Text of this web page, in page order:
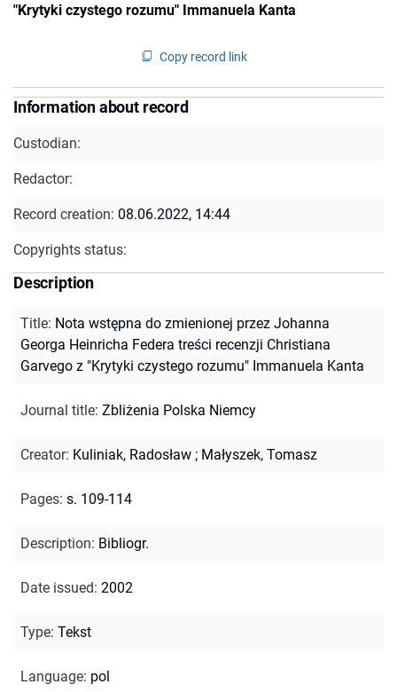
"Krytyki czystego rozumu" Immanuela Kanta
Copy record link
Information about record
Custodian:
Redactor:
Record creation: 08.06.2022, 14:44
Copyrights status:
Description
Title: Nota wstępna do zmienionej przez Johanna
Georga Heinricha Federa treści recenzji Christiana
Garvego z "Krytyki czystego rozumu" Immanuela Kanta
Journal title: Zbliżenia Polska Niemcy
Creator: Kuliniak, Radosław ; Małyszek, Tomasz
Pages: s. 109-114
Description: Bibliogr.
Date issued: 2002
Type: Tekst
Language: pol